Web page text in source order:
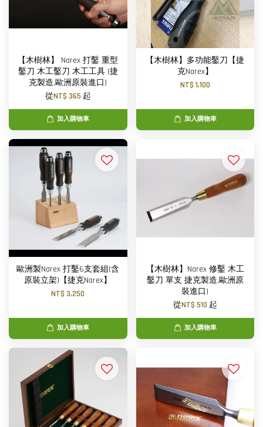
【木樹林】 Narex 打鑿 重型
鑿刀 木工鑿刀 木工工具 (捷
克製造,歐洲原裝進口)
從NT$ 365 起
加入購物車
【木樹林】多功能鑿刀【捷
克Narex】
NT$ 1,100
加入購物車
歐洲製Narex 打鑿6支套組(含
原裝立架)【捷克Narex】
NT$ 3,250
加入購物車
【木樹林】Narex 修鑿 木工
鑿刀 單支 捷克製造,歐洲原
裝進口)
從NT$ 510 起
加入購物車